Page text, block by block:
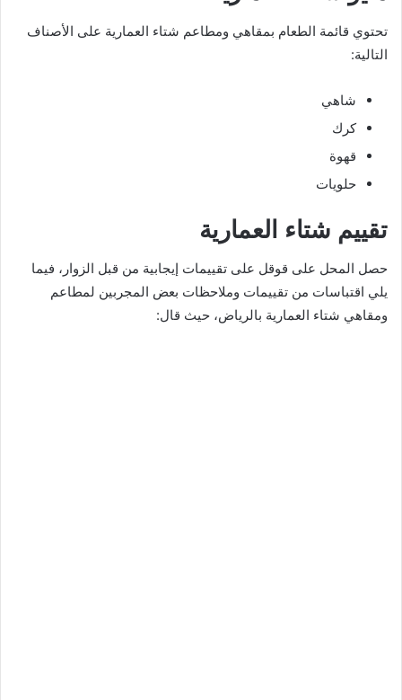
تحتوي قائمة الطعام بمقاهي ومطاعم شتاء العمارية على الأصناف
التالية:
شاهي
كرك
قهوة
حلويات
تقييم شتاء العمارية
حصل المحل على قوقل على تقييمات إيجابية من قبل الزوار، فيما
يلي اقتباسات من تقييمات وملاحظات بعض المجربين لمطاعم
ومقاهي شتاء العمارية بالرياض، حيث قال: